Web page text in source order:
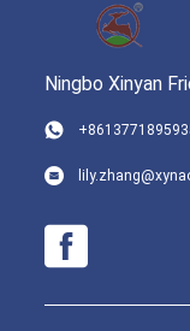
Ningbo Xinyan